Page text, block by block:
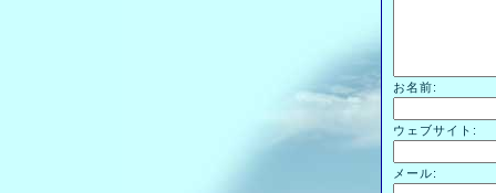
お名前:
ウェブサイト:
メール: